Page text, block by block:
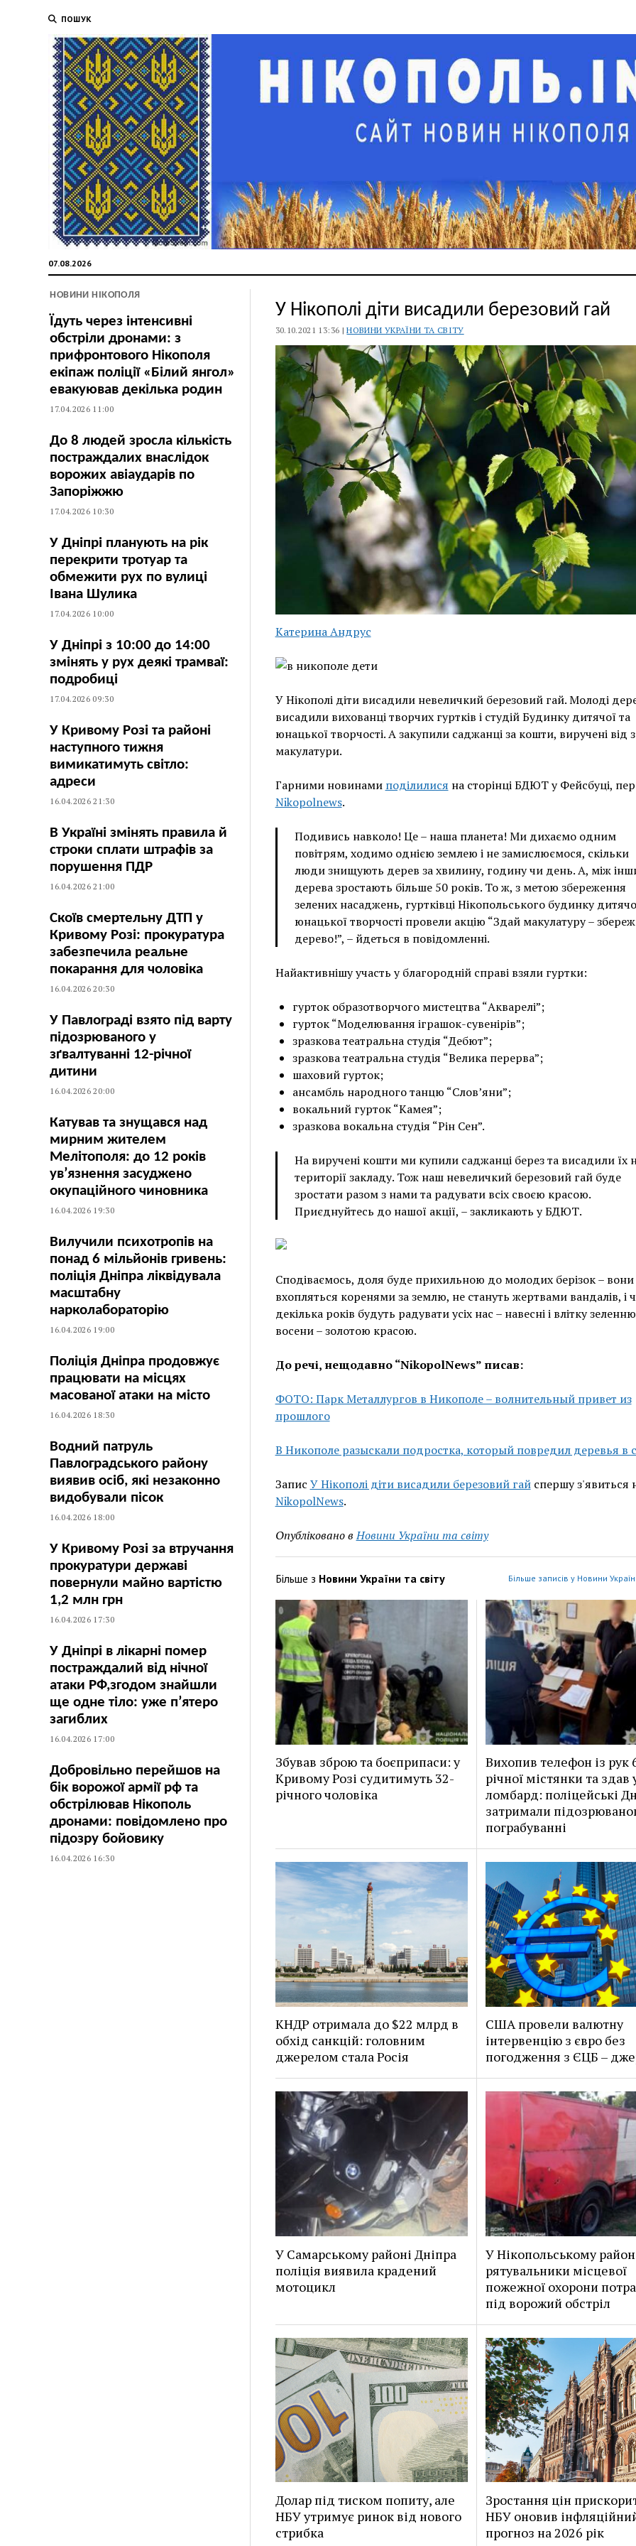
ПОШУК
07.08.2026
НОВИНИ НІКОПОЛЯ
Їдуть через інтенсивні
обстріли дронами: з
прифронтового Нікополя
екіпаж поліції «Білий янгол»
евакуював декілька родин
17.04.2026 11:00
До 8 людей зросла кількість
постраждалих внаслідок
ворожих авіаударів по
Запоріжжю
17.04.2026 10:30
У Дніпрі планують на рік
перекрити тротуар та
обмежити рух по вулиці
Івана Шулика
17.04.2026 10:00
У Дніпрі з 10:00 до 14:00
змінять у рух деякі трамваї:
подробиці
17.04.2026 09:30
У Кривому Розі та районі
наступного тижня
вимикатимуть світло:
адреси
16.04.2026 21:30
В Україні змінять правила й
строки сплати штрафів за
порушення ПДР
16.04.2026 21:00
Скоїв смертельну ДТП у
Кривому Розі: прокуратура
забезпечила реальне
покарання для чоловіка
16.04.2026 20:30
У Павлограді взято під варту
підозрюваного у
зґвалтуванні 12-річної
дитини
16.04.2026 20:00
Катував та знущався над
мирним жителем
Мелітополя: до 12 років
ув’язнення засуджено
окупаційного чиновника
16.04.2026 19:30
Вилучили психотропів на
понад 6 мільйонів гривень:
поліція Дніпра ліквідувала
масштабну
нарколабораторію
16.04.2026 19:00
Поліція Дніпра продовжує
працювати на місцях
масованої атаки на місто
16.04.2026 18:30
Водний патруль
Павлоградського району
виявив осіб, які незаконно
видобували пісок
16.04.2026 18:00
У Кривому Розі за втручання
прокуратури державі
повернули майно вартістю
1,2 млн грн
16.04.2026 17:30
У Дніпрі в лікарні помер
постраждалий від нічної
атаки РФ,згодом знайшли
ще одне тіло: уже п’ятеро
загиблих
16.04.2026 17:00
Добровільно перейшов на
бік ворожої армії рф та
обстрілював Нікополь
дронами: повідомлено про
підозру бойовику
16.04.2026 16:30
У Нікополі діти висадили березовий гай
30.10.2021 13:36 |НОВИНИ УКРАЇНИ ТА СВІТУ
Катерина Андрус
У Нікополі діти висадили невеличкий березовий гай. Молоді
висадили вихованці творчих гуртків і студій Будинку дитячої та
юнацької творчості. А закупили саджанці за кошти, виручені від
макулатури.
Гарними новинами поділилися на сторінці БДЮТ у Фейсбуці,
Nikopolnews.
Подивись навколо! Це – наша планета! Ми дихаємо одним
повітрям, ходимо однією землею і не замислюємося, скільки
люди знищують дерев за хвилину, годину чи день. А, між
дерева зростають більше 50 років. То ж, з метою збереження
зелених насаджень, гуртківці Нікопольського будинку
юнацької творчості провели акцію “Здай макулатуру –
дерево!”, – йдеться в повідомленні.
Найактивнішу участь у благородній справі взяли гуртки:
гурток образотворчого мистецтва “Акварелі”;
гурток “Моделювання іграшок-сувенірів”;
зразкова театральна студія “Дебют”;
зразкова театральна студія “Велика перерва”;
шаховий гурток;
ансамбль народного танцю “Слов’яни”;
вокальний гурток “Камея”;
зразкова вокальна студія “Рін Сен”.
На виручені кошти ми купили саджанці берез та висадили їх
території закладу. Тож наш невеличкий березовий гай буде
зростати разом з нами та радувати всіх своєю красою.
Приєднуйтесь до нашої акції, – закликають у БДЮТ.
Сподіваємось, доля буде прихильною до молодих берізок –
вхопляться коренями за землю, не стануть жертвами вандалів, і
декілька років будуть радувати усіх нас – навесні і влітку
восени – золотою красою.
До речі, нещодавно “NikopolNews” писав:
ФОТО: Парк Металлургов в Никополе – волнительный привет из
прошлого
В Никополе разыскали подростка, который повредил деревья в
Запис У Нікополі діти висадили березовий гайспершу з'явиться
NikopolNews.
Опубліковано в Новини України та світу
Більше з Новини України та світу Більше записів у Новини
Збував зброю та боєприпаси: у
Кривому Розі судитимуть 32-
річного чоловіка
Вихопив телефон із рук
річної містянки та здав
ломбард: поліцейські
затримали
пограбуванні
КНДР отримала до $22 млрд в
обхід санкцій: головним
джерелом стала Росія
США провели валютну
інтервенцію з євро без
погодження з ЄЦБ –
У Самарському районі Дніпра
поліція виявила крадений
мотоцикл
У Нікопольському
рятувальники місцевої
пожежної охорони
під ворожий обстріл
Долар під тиском попиту, але
НБУ утримує ринок від нового
стрибка
Зростання цін
НБУ оновив
прогноз на 2026 рік